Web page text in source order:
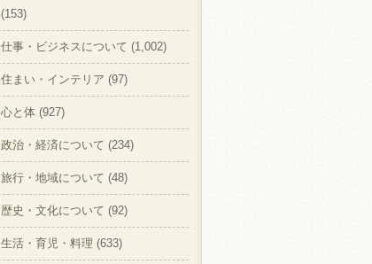
(153)
仕事・ビジネスについて (1,002)
住まい・インテリア (97)
心と体 (927)
政治・経済について (234)
旅行・地域について (48)
歴史・文化について (92)
生活・育児・料理 (633)